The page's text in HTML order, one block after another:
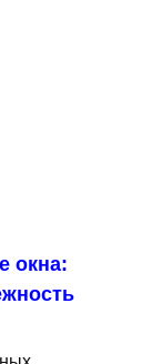
окна: